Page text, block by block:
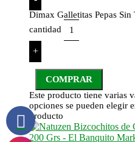
Dimax Galletitas Pepas
cantidad
+
COMPRAR
Este producto tiene varias
opciones se pueden elegir
producto